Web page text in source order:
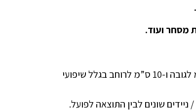
מסחר ועוד.
יש להוסיף בהזמנה ספייר של 10 ס”מ לגובה ו-10 ס”מ לרוחב בגלל שיפועי
ניידים שונים לבין התוצאה לפועל.